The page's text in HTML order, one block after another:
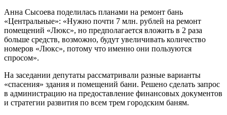
Анна Сысоева поделилась планами на ремонт бань
«Центральные»: «Нужно почти 7 млн. рублей на ремонт
помещений «Люкс», но предполагается вложить в 2 раза
больше средств, возможно, будут увеличивать количество
номеров «Люкс», потому что именно они пользуются
спросом».
На заседании депутаты рассматривали разные варианты
«спасения» здания и помещений бани. Решено сделать запрос
в администрацию на предоставление финансовых документов
и стратегии развития по всем трем городским баням.